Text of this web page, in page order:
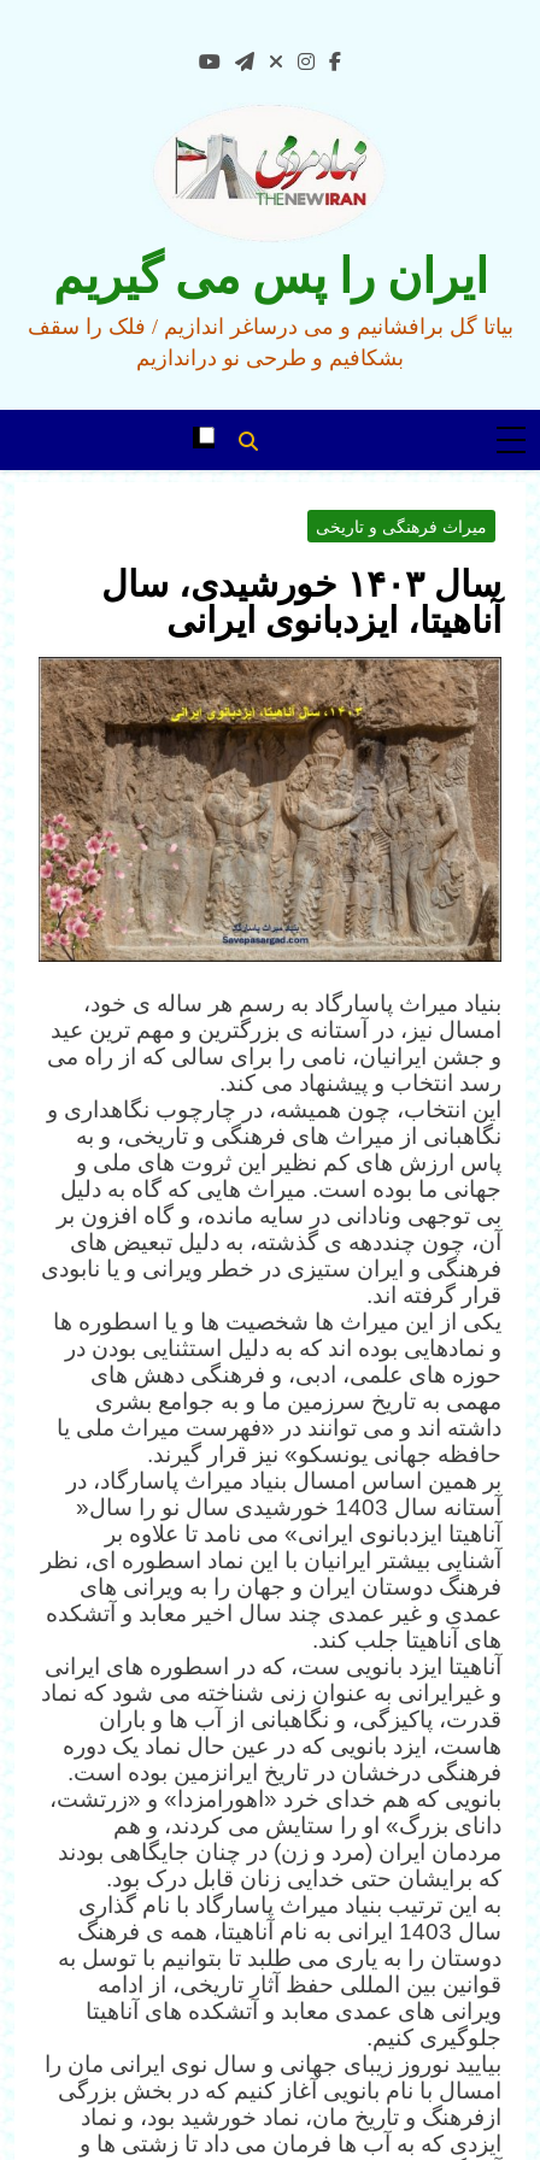
ایران را پس می گیریم
بیاتا گل برافشانیم و می درساغر اندازیم / فلک را سقف
بشکافیم و طرحی نو دراندازیم
میراث فرهنگی و تاریخی
سال ۱۴۰۳ خورشیدی، سال
آناهیتا، ایزدبانوی ایرانی
بنیاد میراث پاسارگاد به رسم هر ساله ی خود،
امسال نیز، در آستانه ی بزرگترین و مهم ترین عید
و جشن ایرانیان، نامی را برای سالی که از راه می
رسد انتخاب و پیشنهاد می کند.
این انتخاب، چون همیشه، در چارچوب نگاهداری و
نگاهبانی از میراث های فرهنگی و تاریخی، و به
پاس ارزش های کم نظير این ثروت های ملی و
جهانی ما بوده است. میراث هایی که گاه به دلیل
بی توجهی ونادانی در سایه مانده، و گاه افزون بر
آن، چون چنددهه ی گذشته، به دلیل تبعیض های
فرهنگی و ایران ستیزی در خطر ویرانی و یا نابودی
قرار گرفته اند.
یکی از این میراث ها شخصیت ها و یا اسطوره ها
و نمادهایی بوده اند که به دلیل استثنایی بودن در
حوزه های علمی، ادبی، و فرهنگی دهش های
مهمی به تاریخ سرزمين ما و به جوامع بشری
داشته اند و می توانند در «فهرست میراث ملی یا
حافظه جهانی یونسکو» نیز قرار گیرند.
بر همین اساس امسال بنیاد میراث پاسارگاد، در
آستانه سال 1403 خورشیدی سال نو را سال«
آناهیتا ایزدبانوی ایرانی» می نامد تا علاوه بر
آشنایی بیشتر ایرانیان با این نماد اسطوره ای، نظر
فرهنگ دوستان ایران و جهان را به ویرانی های
عمدی و غیر عمدی چند سال اخیر معابد و آتشکده
های آناهیتا جلب کند.
آناهیتا ایزد بانویی ست، که در اسطوره های ایرانی
و غیرایرانی به عنوان زنی شناخته می شود که نماد
قدرت، پاکیزگی، و نگاهبانی از آب ها و باران
هاست، ایزد بانویی که در عین حال نماد یک دوره
فرهنگی درخشان در تاریخ ایرانزمین بوده است.
بانویی که هم خدای خرد «اهورامزدا» و «زرتشت،
دانای بزرگ» او را ستایش می کردند، و هم
مردمان ایران (مرد و زن) در چنان جایگاهی بودند
که برایشان حتی خدایی زنان قابل درک بود.
به این ترتیب بنیاد میراث پاسارگاد با نام گذاری
سال 1403 ایرانی به نام آناهیتا، همه ی فرهنگ
دوستان را به یاری می طلبد تا بتوانیم با توسل به
قوانین بین المللی حفظ آثار تاریخی، از ادامه
ویرانی های عمدی معابد و آتشکده های آناهیتا
جلوگیری کنیم.
بیایید نوروز زیبای جهانی و سال نوی ایرانی مان را
امسال با نام بانویی آغاز کنیم که در بخش بزرگی
ازفرهنگ و تاریخ مان، نماد خورشید بود، و نماد
ایزدی که به آب ها فرمان می داد تا زشتی ها و